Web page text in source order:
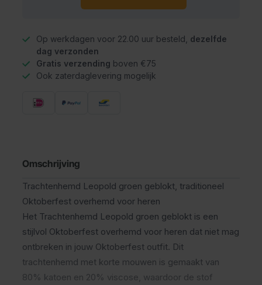
Op werkdagen voor 22.00 uur besteld, dezelfde
dag verzonden
Gratis verzending boven €75
Ook zaterdaglevering mogelijk
Omschrijving
Trachtenhemd Leopold groen geblokt, traditioneel
Oktoberfest overhemd voor heren
Het Trachtenhemd Leopold groen geblokt is een
stijlvol Oktoberfest overhemd voor heren dat niet mag
ontbreken in jouw Oktoberfest outfit. Dit
trachtenhemd met korte mouwen is gemaakt van
80% katoen en 20% viscose, waardoor de stof